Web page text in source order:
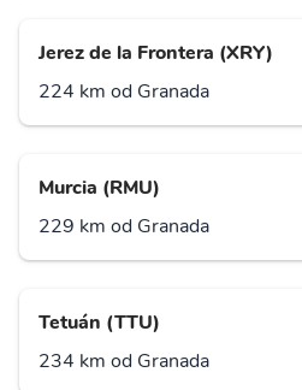
Jerez de la Frontera (XRY)
224 km od Granada
Murcia (RMU)
229 km od Granada
Tetuán (TTU)
234 km od Granada